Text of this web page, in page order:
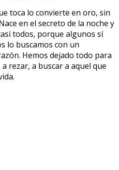
toca lo convierte en oro, sin
en el secreto de la noche y
todos, porque algunos sí
lo buscamos con un
Hemos dejado todo para
rezar, a buscar a aquel que